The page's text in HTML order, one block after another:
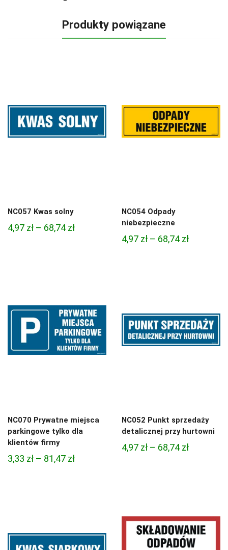
Produkty powiązane
NC057 Kwas solny
4,97 zł – 68,74 złZakres
NC054 Odpady
niebezpieczne
4,97 zł – 68,74 złZakres
NC070 Prywatne miejsca
parkingowe tylko dla
klientów firmy
3,33 zł – 81,47 złZakres
NC052 Punkt sprzedaży
detalicznej przy hurtowni
4,97 zł – 68,74 złZakres
68,74 zł